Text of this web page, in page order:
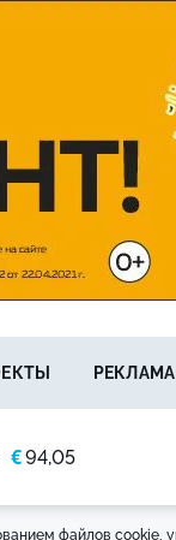
€94,05
файлов cookie,